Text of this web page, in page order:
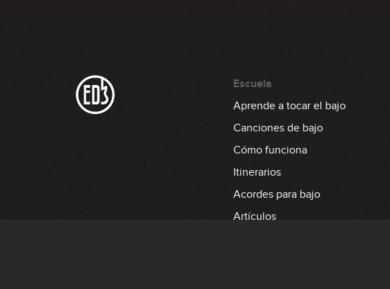
Escuela
Aprende a tocar el bajo
Canciones de bajo
Cómo funciona
Itinerarios
Acordes para bajo
Artículos